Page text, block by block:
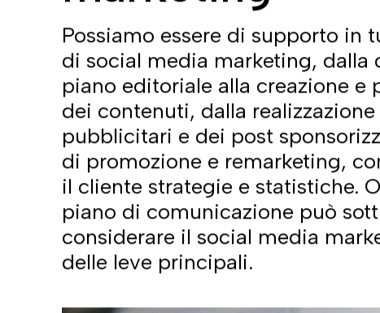
Per questo motivo, prima di
attraverso attività di
bene avere la certezza che il
necessari a renderlo unico e
Se così non fosse, bisognerà